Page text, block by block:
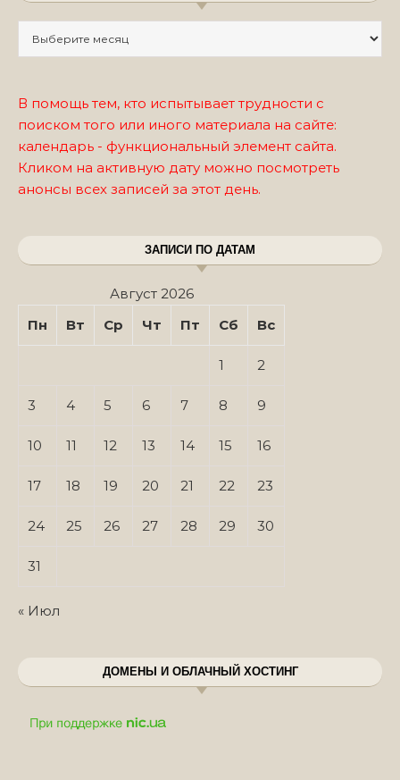
В помощь тем, кто испытывает трудности с
поиском того или иного материала на сайте:
календарь - функциональный элемент сайта.
Кликом на активную дату можно посмотреть
анонсы всех записей за этот день.
ЗАПИСИ ПО ДАТАМ
Август 2026
Пн
Вт Ср Чт Пт Сб Вс
1 2
3 4 5 6 7 8 9
10 11 12 13 14 15 16
17 18 19 20 21 22 23
24 25 26 27 28 29 30
31
« Июл
ДОМЕНЫ И ОБЛАЧНЫЙ ХОСТИНГ